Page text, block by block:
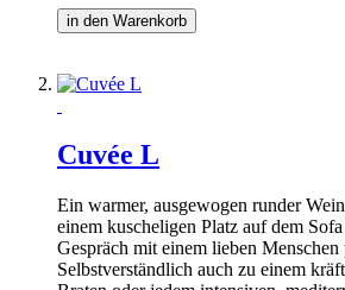
in den Warenkorb
Cuvée L
Ein warmer, ausgewogen runder
einem kuscheligen Platz auf dem
Gespräch mit einem lieben Menschen
Selbstverständlich auch zu einem